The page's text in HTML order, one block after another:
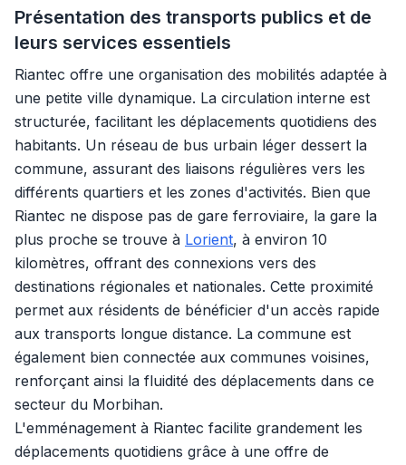
Présentation des transports publics et de
leurs services essentiels
Riantec offre une organisation des mobilités adaptée à
une petite ville dynamique. La circulation interne est
structurée, facilitant les déplacements quotidiens des
habitants. Un réseau de bus urbain léger dessert la
commune, assurant des liaisons régulières vers les
différents quartiers et les zones d'activités. Bien que
Riantec ne dispose pas de gare ferroviaire, la gare la
plus proche se trouve à Lorient, à environ 10
kilomètres, offrant des connexions vers des
destinations régionales et nationales. Cette proximité
permet aux résidents de bénéficier d'un accès rapide
aux transports longue distance. La commune est
également bien connectée aux communes voisines,
renforçant ainsi la fluidité des déplacements dans ce
secteur du Morbihan.
L'emménagement à Riantec facilite grandement les
déplacements quotidiens grâce à une offre de